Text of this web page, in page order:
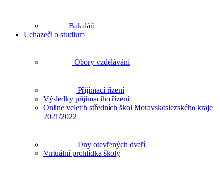
Bakaláři
Uchazeči o studium
Obory vzdělávání
Přijímací řízení
Výsledky přijímacího řízení
Online veletrh středních škol Moravskoslezského kraje
2021/2022
Dny otevřených dveří
Virtuální prohlídka školy